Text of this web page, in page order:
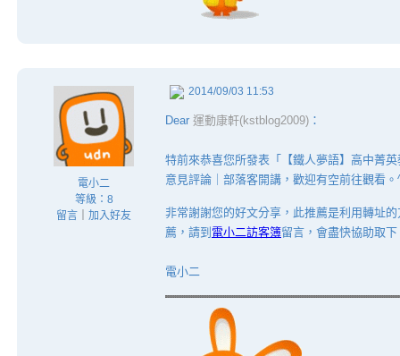
電小二
等級：8
留言
加入好友
2014/09/03 11:53
Dear 運動康軒(kstblog2009) ：
特前來恭喜您所發表「【鐵人夢語】高中菁
意見評論｜部落客開講，歡迎有空前往觀看。
非常謝謝您的好文分享，此推薦是利用轉址
薦，請到 電小二訪客簿留言，會盡快協助取下
電小二